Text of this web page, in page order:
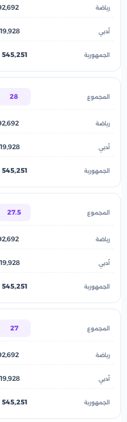
545,251
28
545,251
27.5
545,251
27
545,251